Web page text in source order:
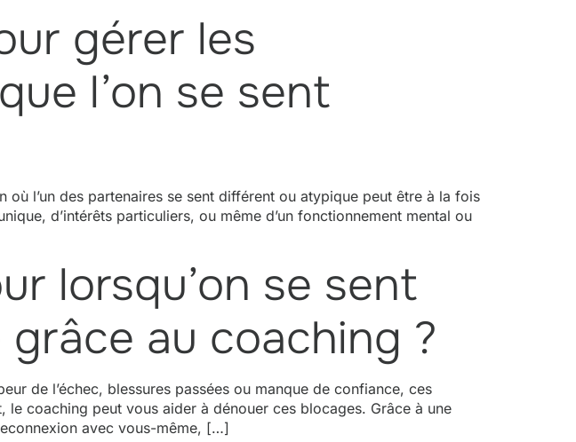
gérer les
l’on se sent
l’un des partenaires se sent différent ou atypique peut être à la fois
d’intérêts particuliers, ou même d’un fonctionnement mental ou
lorsqu’on se sent
au coaching ?
de l’échec, blessures passées ou manque de confiance, ces
le coaching peut vous aider à dénouer ces blocages. Grâce à une
avec vous-même, […]